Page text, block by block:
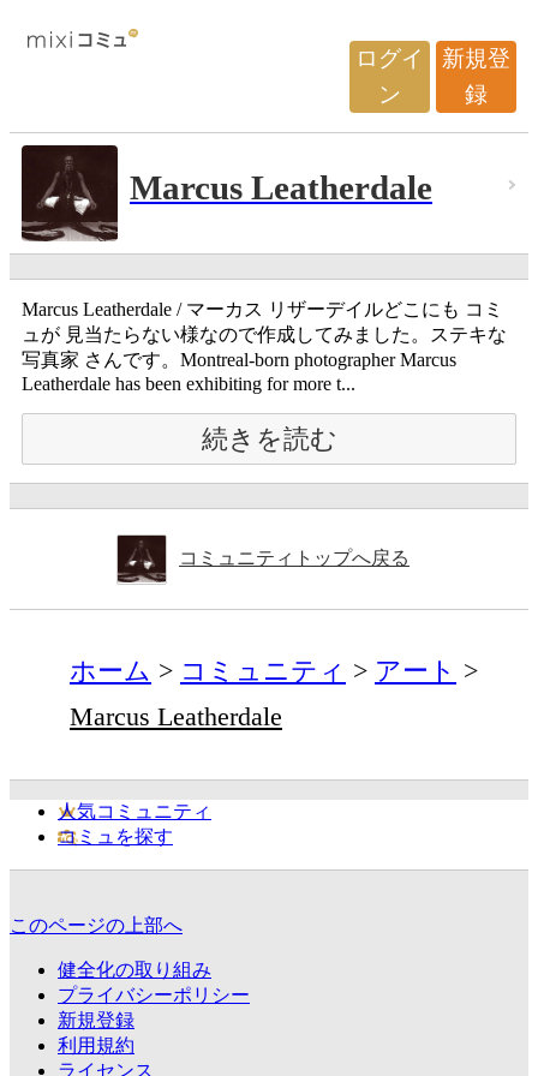
ログイ
ン
新規登
録
Marcus Leatherdale
Marcus Leatherdale / マーカス リザーデイルどこにも コミ
ュが 見当たらない様なので作成してみました。ステキな
写真家 さんです。Montreal-born photographer Marcus
Leatherdale has been exhibiting for more t...
続きを読む
コミュニティトップへ戻る
ホーム コミュニティ
アート
Marcus Leatherdale
人気コミュニティ
コミュを探す
このページの上部へ
健全化の取り組み
プライバシーポリシー
新規登録
利用規約
ライセンス